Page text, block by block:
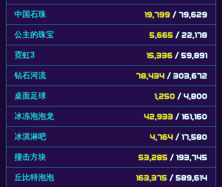
中国石珠 19,799 / 79,629
公主的珠宝 5,665 / 22,178
霓虹3 15,336 / 59,891
钻石河流 78,434 / 303,672
桌面足球 1,250 / 4,800
冰冻泡泡龙 42,933 / 161,160
冰淇淋吧 4,764 / 17,580
撞击方块 53,285 / 193,745
丘比特泡泡 163,375 / 589,614